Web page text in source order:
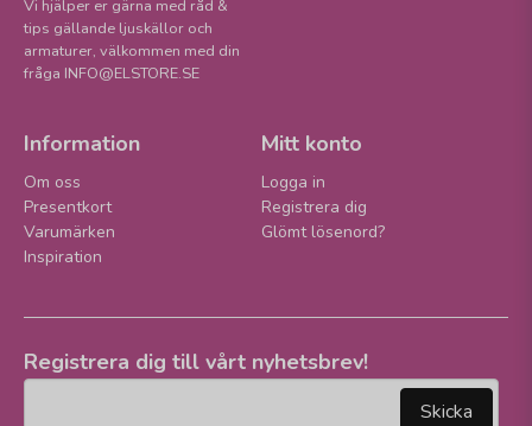
Vi hjälper er gärna med råd &
tips gällande ljuskällor och
armaturer, välkommen med din
fråga INFO@ELSTORE.SE
Information
Om oss
Presentkort
Varumärken
Inspiration
Mitt konto
Logga in
Registrera dig
Glömt lösenord?
Registrera dig till vårt nyhetsbrev!
Skicka